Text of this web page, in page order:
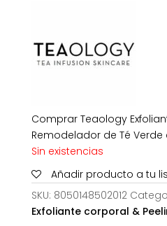
Comprar Teaology
Remodelador de Té
Sin existencias
Añadir producto a tu
SKU: 8050148502012
Exfoliante corporal &